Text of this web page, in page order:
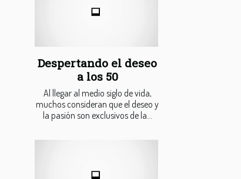
Despertando el deseo
a los 50
Al llegar al medio siglo de vida,
muchos consideran que el deseo y
la pasión son exclusivos de la...